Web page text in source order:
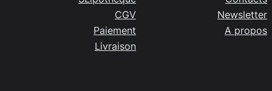
CGV
Paiement
Livraison
Newsletter
A propos